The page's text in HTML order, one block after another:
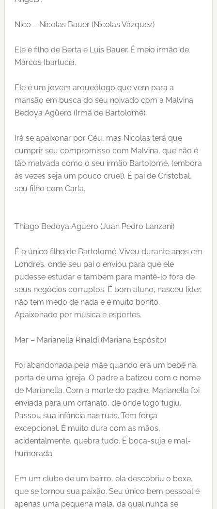
Nico – Nicolas Bauer (Nicolas Vázquez)
Ele é filho de Berta e Luis Bauer. É meio irmão de
Marcos Ibarlucía.
Ele é um jovem arqueólogo que vem para a
mansão em busca do seu noivado com a Malvina
Bedoya Agüero (Irmã de Bartolomé).
Irá se apaixonar por Céu, mas Nicolas terá que
cumprir seu compromisso com Malvina, que não é
tão malvada como o seu irmão Bartolomé, (embora
às vezes seja um pouco cruel). É pai de Cristobal,
seu filho com Carla.
Thiago Bedoya Agüero (Juan Pedro Lanzani)
É o único filho de Bartolomé. Viveu durante anos em
Londres, onde seu pai o enviou para que ele
pudesse estudar e também para mantê-lo fora de
seus negócios corruptos. É bom aluno, nasceu líder,
não tem medo de nada e é muito bonito.
Apaixonado por música e esportes.
Mar – Marianella Rinaldi (Mariana Espósito)
Foi abandonada pela mãe quando era um bebê na
porta de uma igreja. O padre a batizou com o nome
de Marianella. Com a morte do padre, Marianella foi
enviada para um orfanato, de onde logo fugiu.
Passou sua infância nas ruas. Tem força
excepcional. É muito dura com as mãos,
acidentalmente, quebra tudo. É boca-suja e mal-
humorada.
Em um clube de um bairro, ela descobriu o boxe,
que se tornou sua paixão. Seu único bem pessoal é
apenas uma pequena mala, da qual nunca se